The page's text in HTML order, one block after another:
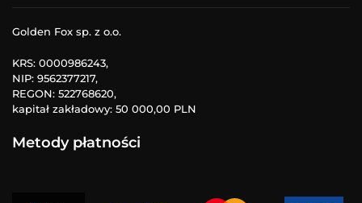
Golden Fox sp. z o.o.
KRS: 0000986243,
NIP: 9562377217,
REGON: 522768620,
kapitał zakładowy: 50 000,00 PLN
Metody płatności